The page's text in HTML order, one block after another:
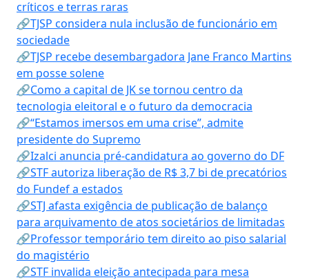
críticos e terras raras
🔗TJSP considera nula inclusão de funcionário em
sociedade
🔗TJSP recebe desembargadora Jane Franco Martins
em posse solene
🔗Como a capital de JK se tornou centro da
tecnologia eleitoral e o futuro da democracia
🔗“Estamos imersos em uma crise”, admite
presidente do Supremo
🔗Izalci anuncia pré-candidatura ao governo do DF
🔗STF autoriza liberação de R$ 3,7 bi de precatórios
do Fundef a estados
🔗STJ afasta exigência de publicação de balanço
para arquivamento de atos societários de limitadas
🔗Professor temporário tem direito ao piso salarial
do magistério
🔗STF invalida eleição antecipada para mesa